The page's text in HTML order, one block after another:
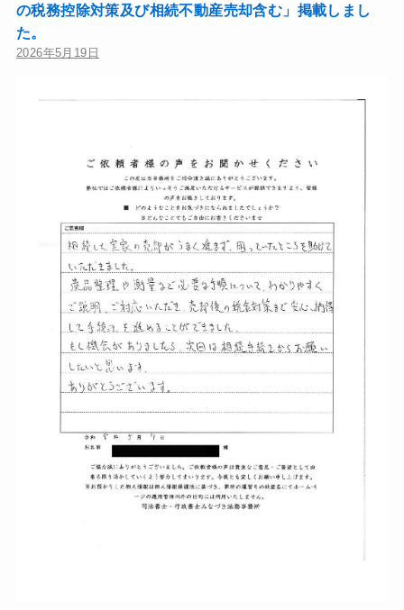
の税務控除対策及び相続不動産売却含む」掲載しまし
た。
2026年5月19日